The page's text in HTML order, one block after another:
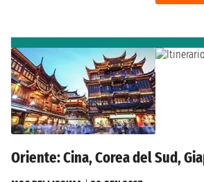
Oriente: Cina, Corea del Sud,